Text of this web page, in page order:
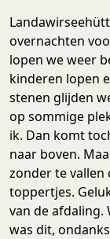
overnachten
lopen we weer
kinderen lopen
stenen glijden
op sommige
ik. Dan komt
naar boven.
zonder te vallen
toppertjes.
van de afdaling.
was dit,